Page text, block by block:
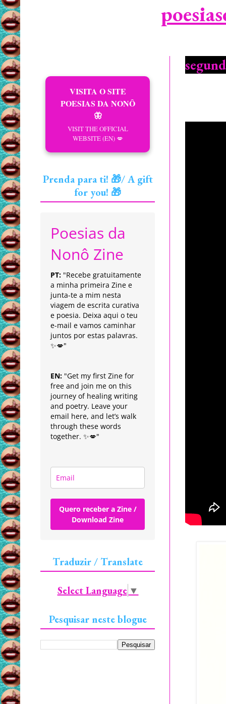
VISITA O SITE
POESIAS DA NONÔ
🦋
VISIT THE OFFICIAL
WEBSITE (EN) 💋
Prenda para ti! 🎁/ A gift
for you! 🎁
Poesias da
Nonô Zine
PT: "Recebe gratuitamente
a minha primeira Zine e
junta-te a mim nesta
viagem de escrita curativa
e poesia. Deixa aqui o teu
e-mail e vamos caminhar
juntos por estas palavras.
✨💋"
EN: "Get my first Zine for
free and join me on this
journey of healing writing
and poetry. Leave your
email here, and let’s walk
through these words
together. ✨💋"
Quero receber a Zine /
Download Zine
Traduzir / Translate
Select Language ▼
Pesquisar neste blogue